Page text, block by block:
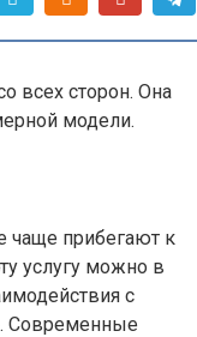
всех сторон. Она
модели.
чаще прибегают к
услугу можно в
с
Современные